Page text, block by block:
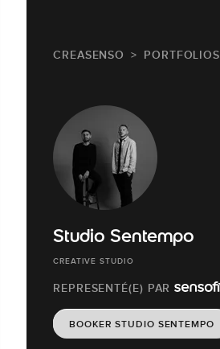
CREASENSO PORTFOLIOS
Studio Sentempo
CREATIVE STUDIO
REPRESENTÉ(E) PAR
BOOKER STUDIO SENTEMPO